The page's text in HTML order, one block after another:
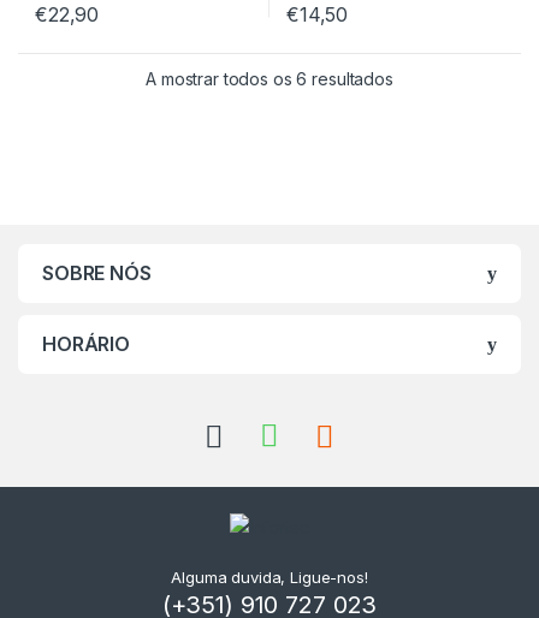
€22,90 €14,50
A mostrar todos os 6 resultados
SOBRE NÓS
HORÁRIO
Alguma duvida, Ligue-nos!
(+351) 910 727 023